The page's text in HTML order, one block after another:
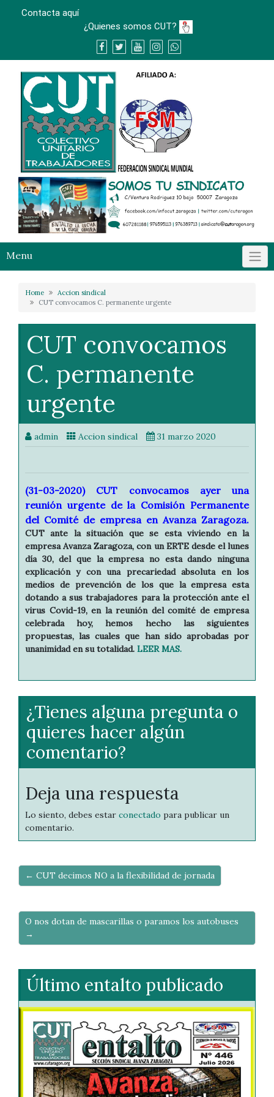
Contacta aquí
¿Quienes somos CUT?
Menu
Home
Accion sindical
CUT convocamos C. permanente urgente
CUT convocamos
C. permanente
urgente
admin Accion sindical 31 marzo 2020
(31-03-2020) CUT convocamos ayer una
reunión urgente de la Comisión Permanente
del Comité de empresa en Avanza Zaragoza.
CUT ante la situación que se esta viviendo en la
empresa Avanza Zaragoza, con un ERTE desde el lunes
día 30, del que la empresa no esta dando ninguna
explicación y con una precariedad absoluta en los
medios de prevención de los que la empresa esta
dotando a sus trabajadores para la protección ante el
virus Covid-19, en la reunión del comité de empresa
celebrada hoy, hemos hecho las siguientes
propuestas, las cuales que han sido aprobadas por
unanimidad en su totalidad. LEER MAS.
¿Tienes alguna pregunta o
quieres hacer algún
comentario?
Deja una respuesta
Lo siento, debes estar conectado para publicar un
comentario.
← CUT decimos NO a la flexibilidad de jornada
O nos dotan de mascarillas o paramos los autobuses
→
Último entalto publicado